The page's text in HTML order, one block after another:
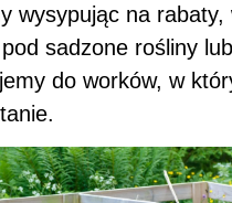
wysypując na rabaty,
pod sadzone rośliny lub
do worków, w